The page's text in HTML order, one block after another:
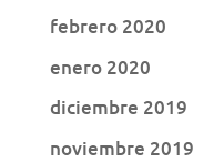
febrero 2020
enero 2020
diciembre 2019
noviembre 2019